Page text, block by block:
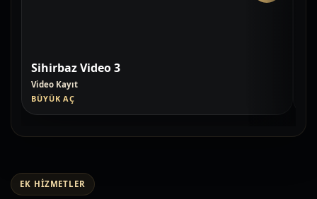
Sihirbaz Video 3
Video Kayıt
BÜYÜK AÇ
EK HIZMETLER